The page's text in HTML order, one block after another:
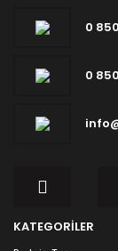
0 850
0 850
KATEGORİLER